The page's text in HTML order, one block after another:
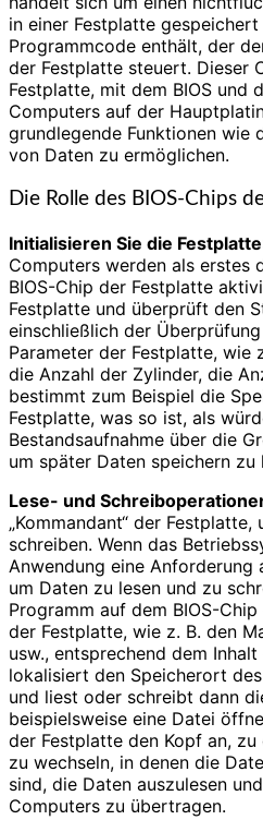
in einer Festplatte
Programmcode enthält, der
der Festplatte steuert. Dieser
Festplatte, mit dem BIOS und
Computers auf der
grundlegende Funktionen wie
von Daten zu ermöglichen.
Die Rolle des BIOS-Chips
Initialisieren Sie die Festplatte
Computers werden als erstes
BIOS-Chip der Festplatte
Festplatte und überprüft den
einschließlich der
Parameter der Festplatte, wie
die Anzahl der Zylinder, die
bestimmt zum Beispiel die
Festplatte, was so ist, als
Bestandsaufnahme über die
um später Daten speichern zu
Lese- und
„Kommandant“ der
schreiben. Wenn das
Anwendung eine Anforderung
um Daten zu lesen und zu
Programm auf dem BIOS-
der Festplatte, wie z. B. den
usw., entsprechend dem
lokalisiert den Speicherort
und liest oder schreibt dann
beispielsweise eine Datei
der Festplatte den Kopf an,
zu wechseln, in denen die
sind, die Daten auszulesen
Computers zu übertragen.